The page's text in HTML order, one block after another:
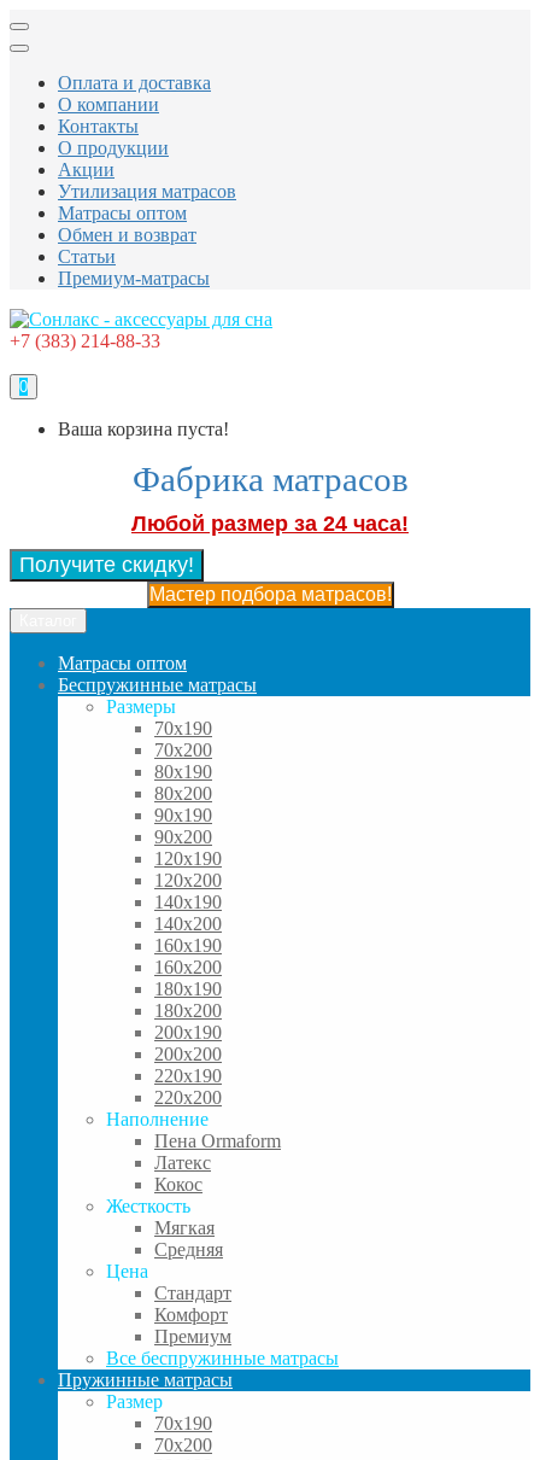
Оплата и доставка
О компании
Контакты
О продукции
Акции
Утилизация матрасов
Матрасы оптом
Обмен и возврат
Статьи
Премиум-матрасы
+7 (383) 214-88-33
0
Ваша корзина пуста!
Фабрика матрасов
Любой размер за 24 часа!
Получите скидку!
Мастер подбора матрасов!
Матрасы оптом
Беспружинные матрасы
Размеры
70x190
70x200
80x190
80x200
90x190
90x200
120x190
120x200
140x190
140x200
160x190
160x200
180x190
180x200
200x190
200x200
220x190
220x200
Наполнение
Пена Ormaform
Латекс
Кокос
Жесткость
Мягкая
Средняя
Цена
Стандарт
Комфорт
Премиум
Все беспружинные матрасы
Пружинные матрасы
Размер
70x190
70x200